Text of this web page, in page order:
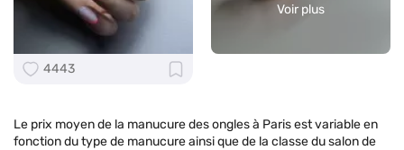
4443
Voir plus
Le prix moyen de la manucure des ongles à Paris est variable en
fonction du type de manucure ainsi que de la classe du salon de